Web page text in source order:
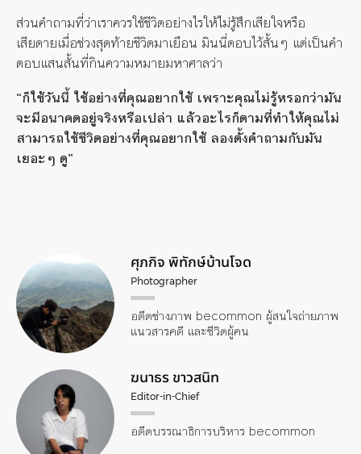
ส่วนคำถามที่ว่าเราควรใช้ชีวิตอย่างไรให้ไม่รู้สึกเสียใจหรือ
เสียดายเมื่อช่วงสุดท้ายชีวิตมาเยือน มินนี่ตอบไว้สั้นๆ แต่เป็นคำ
ตอบแสนสั้นที่กินความหมายมหาศาลว่า
“ก็ใช้วันนี้ ใช้อย่างที่คุณอยากใช้ เพราะคุณไม่รู้หรอกว่ามัน
จะมีอนาคตอยู่จริงหรือเปล่า แล้วอะไรก็ตามที่ทำให้คุณไม่
สามารถใช้ชีวิตอย่างที่คุณอยากใช้ ลองตั้งคำถามกับมัน
เยอะๆ ดู”
ศุภกิจ พิทักษ์บ้านโจด
Photographer
อดีตช่างภาพ becommon ผู้สนใจถ่ายภาพ
แนวสารคดี และชีวิตผู้คน
ฆนาธร ขาวสนิท
Editor-in-Chief
อดีตบรรณาธิการบริหาร becommon